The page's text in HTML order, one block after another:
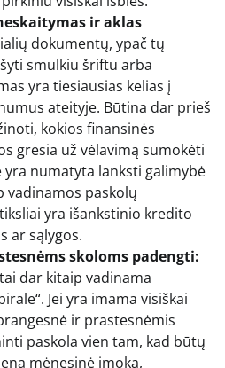
ir aklas
dokumentų, ypač tų
smulkiu šriftu arba
yra tiesiausias kelias į
ateityje. Būtina dar prieš
kokios finansinės
gresia už vėlavimą sumokėti
numatyta lanksti galimybė
vadinamos paskolų
yra išankstinio kredito
ar sąlygos.
skoloms padengti:
dar kitaip vadinama
Jei yra imama visiškai
ir prastesnėmis
paskola vien tam, kad būtų
mėnesinė įmoka,